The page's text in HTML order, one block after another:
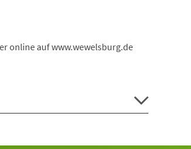
online auf www.wewelsburg.de